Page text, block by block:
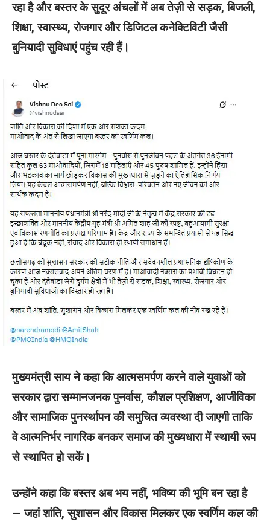
रहा है और बस्तर के सुदूर अंचलों में अब तेज़ी से सड़क, बिजली,
शिक्षा, स्वास्थ्य, रोजगार और डिजिटल कनेक्टिविटी जैसी
बुनियादी सुविधाएं पहुंच रही हैं।
मुख्यमंत्री साय ने कहा कि आत्मसमर्पण करने वाले युवाओं को
सरकार द्वारा सम्मानजनक पुनर्वास, कौशल प्रशिक्षण, आजीविका
और सामाजिक पुनर्स्थापन की समुचित व्यवस्था दी जाएगी ताकि
वे आत्मनिर्भर नागरिक बनकर समाज की मुख्यधारा में स्थायी रूप
से स्थापित हो सकें।
उन्होंने कहा कि बस्तर अब भय नहीं, भविष्य की भूमि बन रहा है
— जहां शांति, सुशासन और विकास मिलकर एक स्वर्णिम कल की